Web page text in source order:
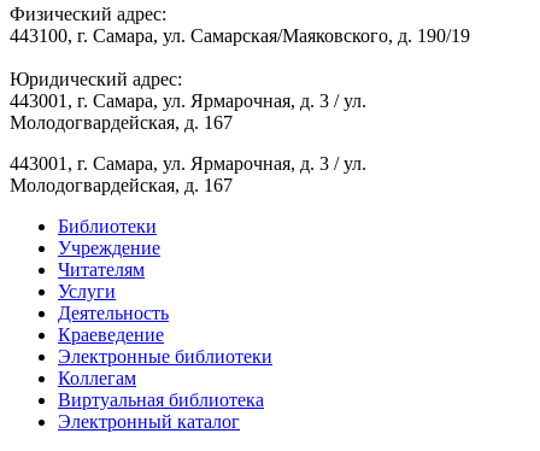
Физический адрес:
443100, г. Самара, ул. Самарская/Маяковского, д. 190/19
Юридический адрес:
443001, г. Самара, ул. Ярмарочная, д. 3 / ул.
Молодогвардейская, д. 167
443001, г. Самара, ул. Ярмарочная, д. 3 / ул.
Молодогвардейская, д. 167
Библиотеки
Учреждение
Читателям
Услуги
Деятельность
Краеведение
Электронные библиотеки
Коллегам
Виртуальная библиотека
Электронный каталог